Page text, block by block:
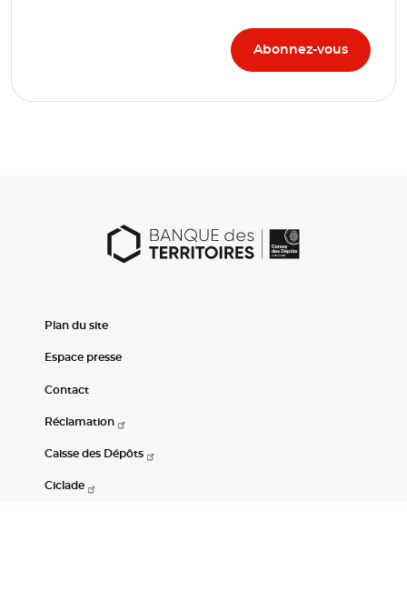
Plan du site
Espace presse
Contact
Réclamation
Caisse des Dépôts
Ciclade